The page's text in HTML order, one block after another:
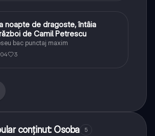
română
noapte de dragoste, întâia
de Camil Petrescu
bac punctaj maxim
3
conținut: Osoba 5